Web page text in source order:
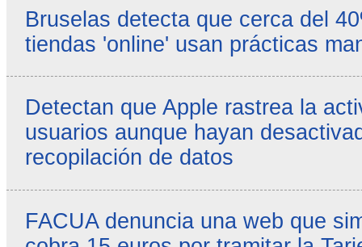
Bruselas detecta que cerca del
tiendas 'online' usan prácticas
Detectan que Apple rastrea la
usuarios aunque hayan
recopilación de datos
FACUA denuncia una web que